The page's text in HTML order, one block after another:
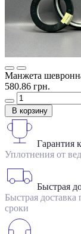
Манжета
580.86 грн.
В корзину
Гарантия
Уплотнения от
Быстрая
Быстрая доставка
сроки